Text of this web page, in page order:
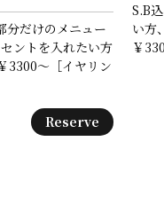
だけのメニュー
ントを入れたい方
3300～［イヤリン
Reserve
S.B
い方
￥